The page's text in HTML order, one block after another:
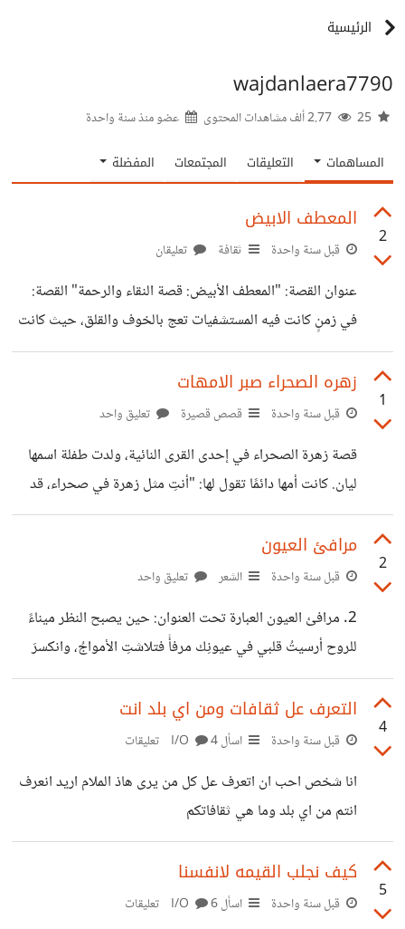
الرئيسية
wajdanlaera7790
عضو منذسنة واحدة
المساهمات التعليقات المجتمعات المفضلة
2
المعطف الابيض
قبل سنة واحدة ثقافة تعليقان
عنوان القصة: "المعطف الأبيض: قصة النقاء والرحمة" القصة:
في زمنٍ كانت فيه المستشفيات تعج بالخوف والقلق، حيث كانت
الأمهات يرحلن بعد الولادة بسبب أمراض غامضة، وكان الأطباء
يرتدون ملابس داكنة ثقيلة تخفي آثار الدم والجهد، كان الشعور
بالأمان نادرًا، والثقة شيء صعب المنال. في قلب هذا العالم، ظهر
ظاهر، بل بحث في الأسباب الخفية وراء الموت المفاجئ للعديد
من المرضى. ولاحظ شيئًا بسيطًا لكنه مذهل: الأطباء الذين
يغسلون أيديهم قبل
1
زهره الصحراء صبر الامهات
قبل سنة واحدة قصص قصيرة تعليق واحد
قصة زهرة الصحراء في إحدى القرى النائية، ولدت طفلة اسمها
ليان. كانت أمها دائمًا تقول لها: "أنتِ مثل زهرة في صحراء، قد
يظن الناس أنك لن تعيشي، لكنك ستكبرين رغم العطش والريح."
كبرت ليان في بيت بسيط، وكانت ترى والدتها تسهر الليالي تعمل
بالخياطة لتؤمّن لقمة العيش بعد أن فقدت زوجها في الحرب.
سرًا عندما تنطفئ المصابيح. مرت السنوات، وكبرت ليان لتصبح
فتاة شابة، تحمل أحلامًا كبيرة لكنها تصطدم
2
مرافئ العيون
قبل سنة واحدة الشعر تعليق واحد
2. مرافئ العيون العبارة تحت العنوان: حين يصبح النظر ميناءً
للروح أرسيتُ قلبي في عيونِك مرفأً فتلاشتِ الأمواجُ، وانكسرَ
الصخبْ ورأيتُ في كحلِ الجفونِ حكايةً لم يكتبِ التاريخُ مثلَ
سطورِها أبدًا كُتُبْ حتى النجومُ إذا تناثرتِ السما عادتْ إلى
أحداقِكِ حتى تَنتسبْ ما كنتُ أدرِي أنَّ فيكَ عبورَنا إلّا إذا صارت
4
التعرف عل ثقافات ومن اي بلد انت
قبل سنة واحدة اسأل I/O4 تعليقات
انا شخص احب ان اتعرف عل كل من يرى هاذ الملام اريد انعرف
انتم من اي بلد وما هي ثقافاتكم
5
كيف نجلب القيمه لانفسنا
قبل سنة واحدة اسأل I/O6 تعليقات